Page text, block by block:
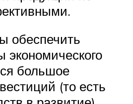
обеспечить
экономического
большое
(то есть